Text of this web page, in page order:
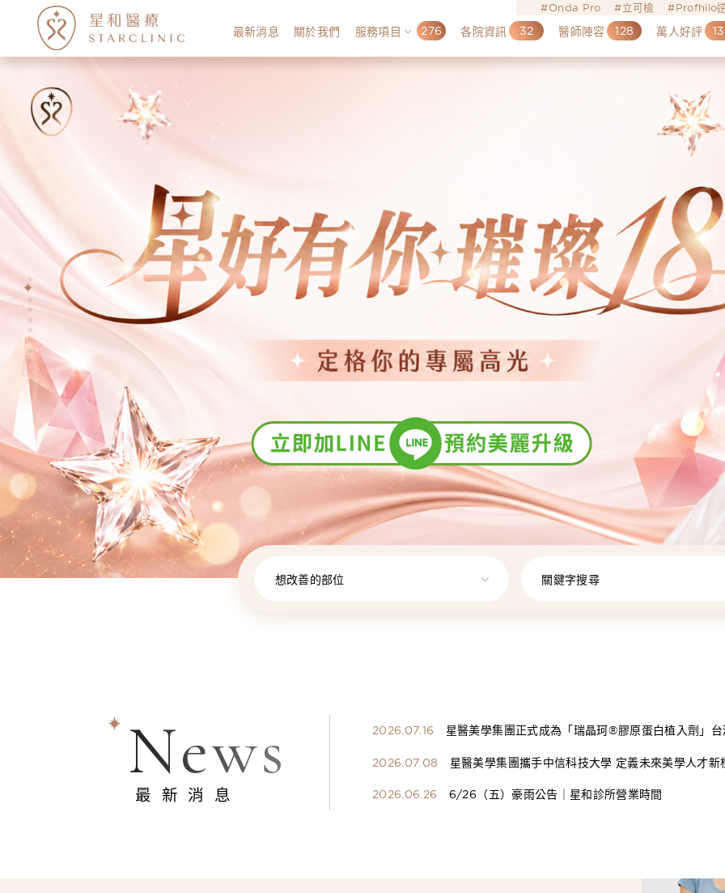
Onda Pro 立可檢 Profhilo
最新消息 關於我們 服務項目 276 各院資訊 32 醫師陣容 128 萬人好評
想改善的部位 關鍵字搜尋
News
最新消息
2026.07.16
星醫美學集團正式成為「瑞晶珂®膠原蛋白植入劑」
2026.07.08
星醫美學集團攜手中信科技大學 定義未來美學人才新
2026.06.26
6/26（五）豪雨公告｜星和診所營業時間